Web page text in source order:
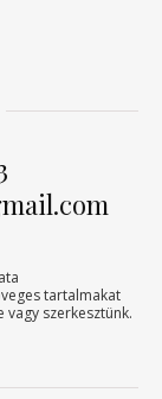
tartalmakat
szerkesztünk.